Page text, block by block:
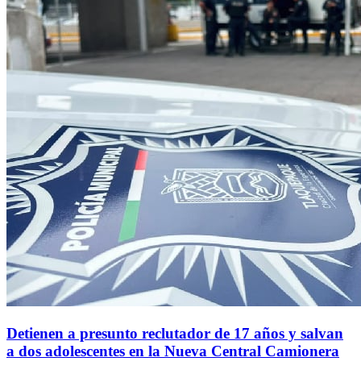
Detienen a presunto reclutador de 17 años y salvan
a dos adolescentes en la Nueva Central Camionera